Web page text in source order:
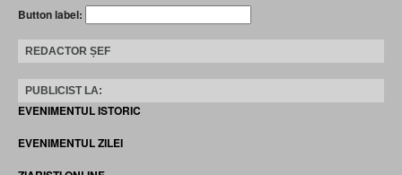
Button label:
REDACTOR ȘEF
PUBLICIST LA:
EVENIMENTUL ISTORIC
EVENIMENTUL ZILEI